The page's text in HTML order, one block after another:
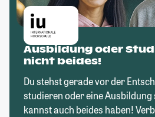
Ausbildung oder
nicht beides!
Du stehst gerade vor der
studieren oder eine
kannst auch beides haben!